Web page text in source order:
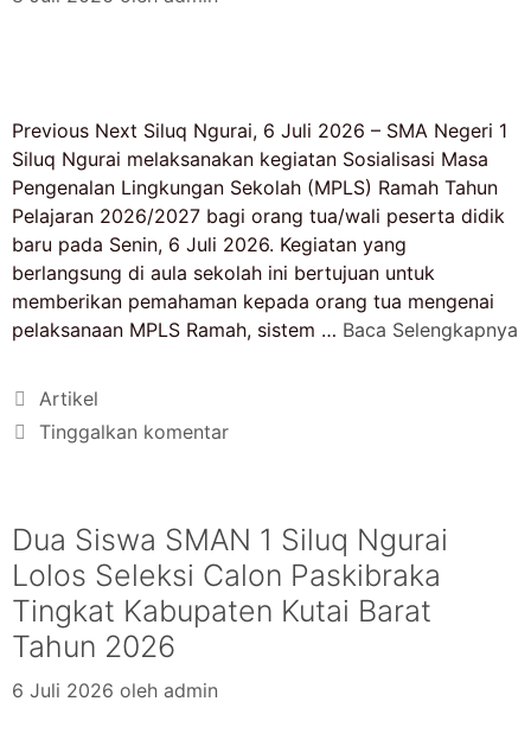
Previous Next Siluq Ngurai, 6 Juli 2026 – SMA Negeri 1
Siluq Ngurai melaksanakan kegiatan Sosialisasi Masa
Pengenalan Lingkungan Sekolah (MPLS) Ramah Tahun
Pelajaran 2026/2027 bagi orang tua/wali peserta didik
baru pada Senin, 6 Juli 2026. Kegiatan yang
berlangsung di aula sekolah ini bertujuan untuk
memberikan pemahaman kepada orang tua mengenai
pelaksanaan MPLS Ramah, sistem … Baca Selengkapnya
Artikel
Tinggalkan komentar
Dua Siswa SMAN 1 Siluq Ngurai
Lolos Seleksi Calon Paskibraka
Tingkat Kabupaten Kutai Barat
Tahun 2026
6 Juli 2026 oleh admin